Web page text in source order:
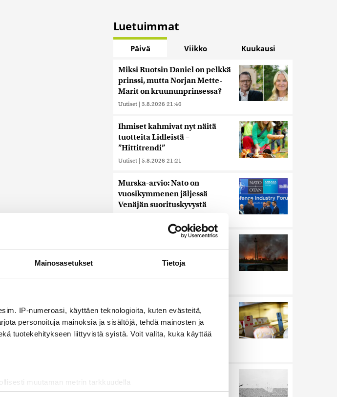
Mainosasetukset Tietoja
IP-numeroasi, käyttäen teknologioita, kuten evästeitä,
personoituja mainoksia ja sisältöjä, tehdä mainosten ja
tuotekehitykseen liittyvistä syistä. Voit valita, kuka käyttää
muutaman metrin tarkkuudella
aktiivisesti (sormenjäljen muodostaminen)
Luetuimmat
Päivä Viikko Kuukausi
Miksi Ruotsin Daniel on pelkkä
prinssi, mutta Norjan Mette-
Marit on kruununprinsessa?
Uutiset | 3.8.2026 21:46
Ihmiset kahmivat nyt näitä
tuotteita Lidleistä –
”Hittitrendi”
Uutiset | 5.8.2026 21:21
Murska-arvio: Nato on
vuosikymmenen jäljessä
Venäjän suorituskyvystä
Ukrainan mukaan yhtään
Venäjän ohjusta ei kyetty
pudottamaan iskussa, jossa
Nämä ihmiset sairastuvat
muita herkemmin sydän- ja
verisuonitauteihin, sanoo
tutkimus
olympialaisissa, mitä pinnan